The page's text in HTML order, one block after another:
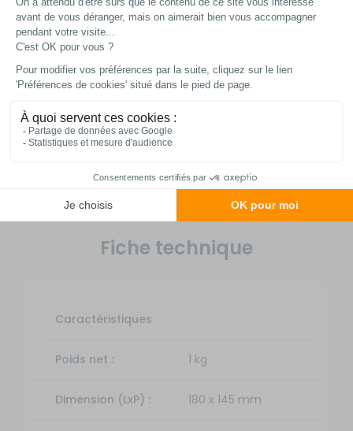
LES MONTER ?
Un repérage clair du sens de montage est
présent sur chaque plaquette pour faciliter
l’installation.
PEUT-ON LES LAISSER EN PLACE TOUTE
L’ANNÉE ?
Oui, leur matériau résistant et leur conception
permettent une utilisation permanente, même
Fiche technique
Caractéristiques
Poids net : 1 kg
Dimension (LxP) : 180 x 145 mm